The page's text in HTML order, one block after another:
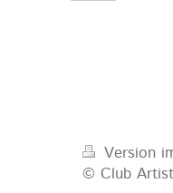
Version
© Club